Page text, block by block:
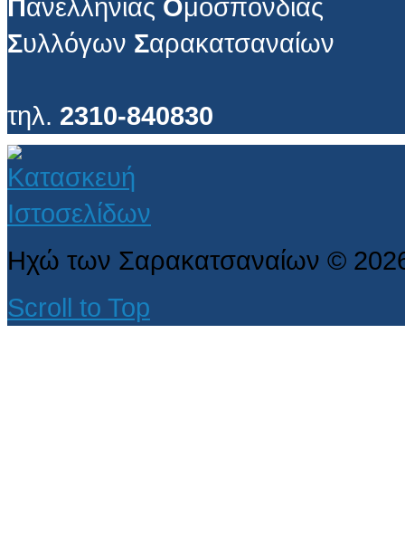
Π ανελλήνιας Ομοσπονδίας
Συλλόγων Σαρακατσαναίων
τηλ. 2310-840830
Ηχώ των Σαρακατσαναίων ©
Scroll to Top